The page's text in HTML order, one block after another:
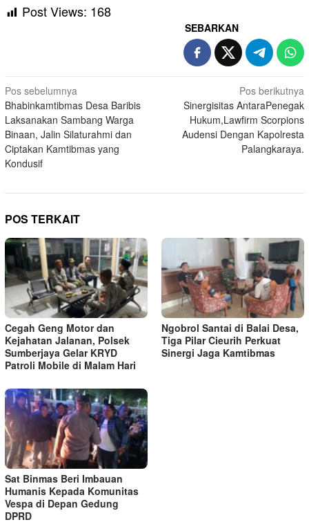
Post Views: 168
SEBARKAN
Navigasi
pos
Pos sebelumnya
Bhabinkamtibmas Desa Baribis
Laksanakan Sambang Warga
Binaan, Jalin Silaturahmi dan
Ciptakan Kamtibmas yang
Kondusif
Pos berikutnya
Sinergisitas AntaraPenegak
Hukum,Lawfirm Scorpions
Audensi Dengan Kapolresta
Palangkaraya.
POS TERKAIT
Cegah Geng Motor dan
Kejahatan Jalanan, Polsek
Sumberjaya Gelar KRYD
Patroli Mobile di Malam Hari
Ngobrol Santai di Balai Desa,
Tiga Pilar Cieurih Perkuat
Sinergi Jaga Kamtibmas
Sat Binmas Beri Imbauan
Humanis Kepada Komunitas
Vespa di Depan Gedung
DPRD